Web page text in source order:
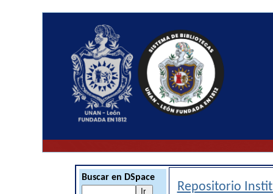
Buscar en DSpace
Repositorio